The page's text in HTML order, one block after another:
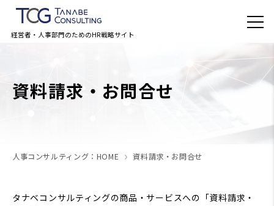
経営者・人事部門のためのHR戦略サイト
資料請求・お問合せ
人事コンサルティング：HOME 資料請求・お問合せ
タナベコンサルティングの商品・サービスへの「資料請求・